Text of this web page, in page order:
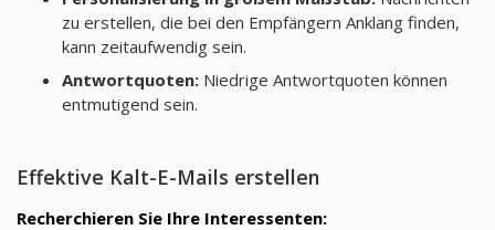
zu erstellen, die bei den Empfängern Anklang finden,
kann zeitaufwendig sein.
Antwortquoten:Niedrige Antwortquoten können
entmutigend sein.
Effektive Kalt-E-Mails erstellen
Recherchieren Sie Ihre Interessenten: